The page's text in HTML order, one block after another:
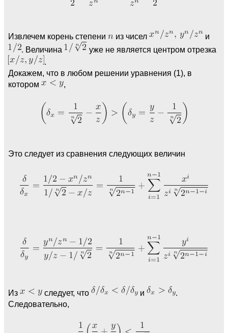
Извлечем корень степени из чисел
и
. Величина
уже не является центром отрезка
.
Докажем, что в любом решении уравнения (1), в
котором
,
Это следует из сравнения следующих величин
Из следует, что и
.
Следовательно,